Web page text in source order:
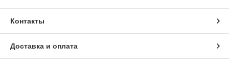
Контакты
Доставка и оплата